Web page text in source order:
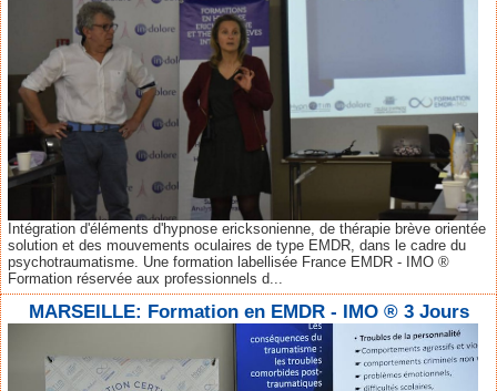
Intégration d'éléments d'hypnose ericksonienne, de thérapie brève orientée
solution et des mouvements oculaires de type EMDR, dans le cadre du
psychotraumatisme. Une formation labellisée France EMDR - IMO ®
Formation réservée aux professionnels d...
MARSEILLE: Formation en EMDR - IMO ® 3 Jours